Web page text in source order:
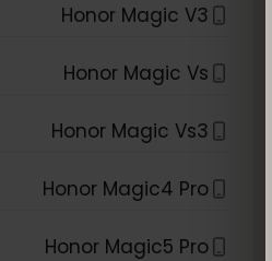
Honor Magic V3
Honor Magic Vs
Honor Magic Vs3
Honor Magic4 Pro
Honor Magic5 Pro